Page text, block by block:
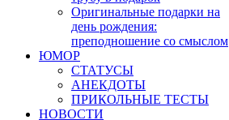
Оригинальные подарки на
день рождения:
преподношение со смыслом
ЮМОР
СТАТУСЫ
АНЕКДОТЫ
ПРИКОЛЬНЫЕ ТЕСТЫ
НОВОСТИ